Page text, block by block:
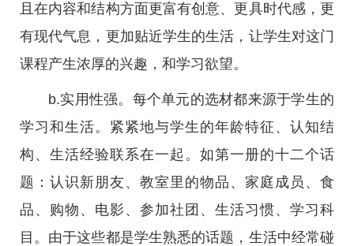
且在内容和结构方面更富有创意、更具时代感，更
有现代气息，更加贴近学生的生活，让学生对这门
课程产生浓厚的兴趣，和学习欲望。
b.实用性强。每个单元的选材都来源于学生的
学习和生活。紧紧地与学生的年龄特征、认知结
构、生活经验联系在一起。如第一册的十二个话
题：认识新朋友、教室里的物品、家庭成员、食
品、购物、电影、参加社团、生活习惯、学习科
目。由于这些都是学生熟悉的话题，生活中经常碰